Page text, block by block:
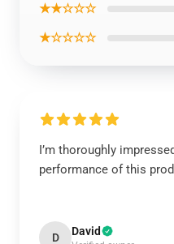
★★☆☆☆
★☆☆☆☆
I’m thoroughly
performance of this
D David